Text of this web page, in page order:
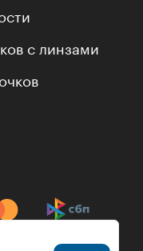
с линзами